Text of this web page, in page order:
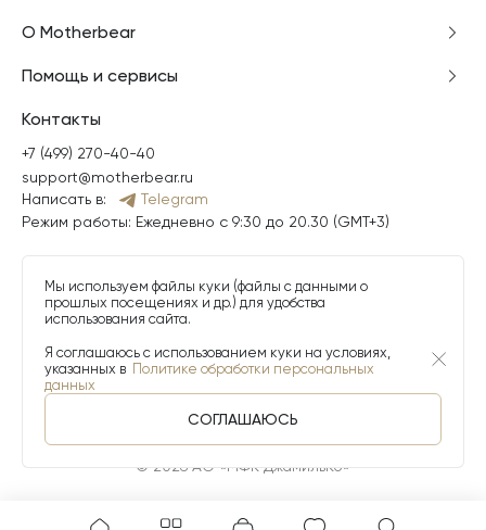
О Motherbear
Помощь и сервисы
Контакты
+7 (499) 270-40-40
support@motherbear.ru
Написать в:
Telegram
Режим работы: Ежедневно с 9:30 до 20.30 (GMT+3)
© 2026 АО «МФК ДжамильКо»
Мы используем файлы куки (файлы с данными о
прошлых посещениях и др.) для удобства
использования сайта.
Я соглашаюсь с использованием куки на условиях,
указанных в Политике обработки персональных
данных
СОГЛАШАЮСЬ